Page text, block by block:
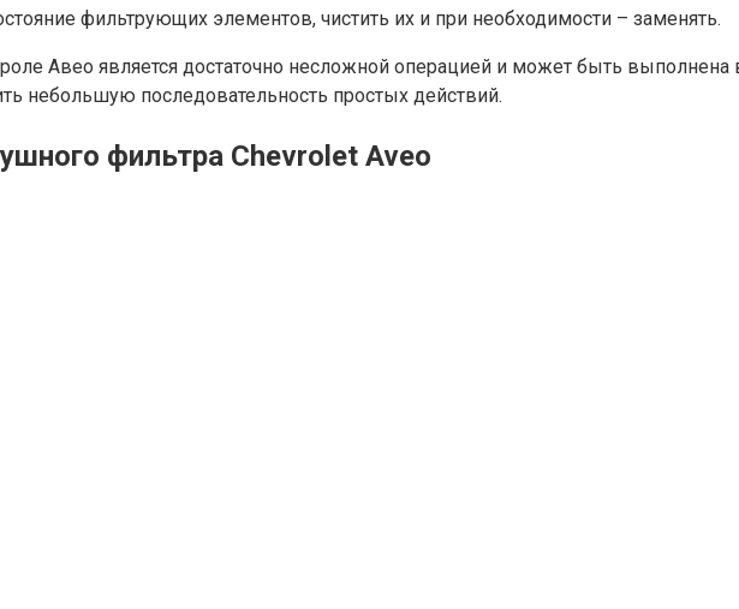
фильтрующих элементов, чистить их и при необходимости – заменять.
Авео является достаточно несложной операцией и может быть выполнена
небольшую последовательность простых действий.
фильтра Chevrolet Aveo